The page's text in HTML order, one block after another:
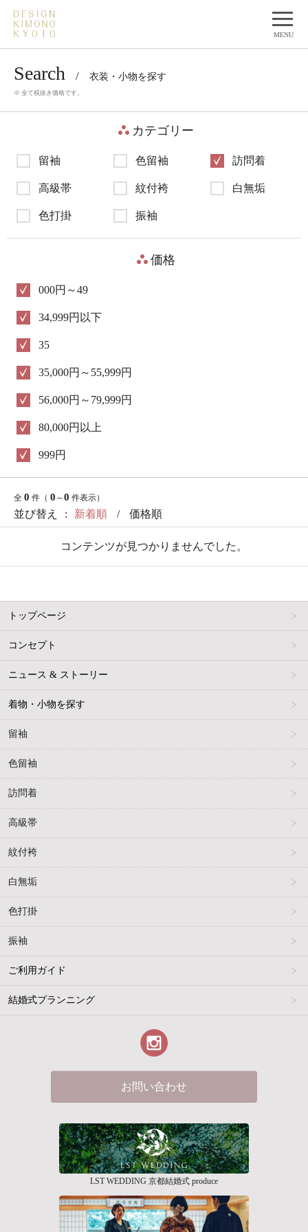
t
o
g
a
MENU
Search 衣装・小物を探す
※ 全て税抜き価格です。
カテゴリー
留袖 色留袖 訪問着
高級帯 紋付袴 白無垢
色打掛 振袖
価格
000円～49
34,999円以下
35
35,000円～55,999円
56,000円～79,999円
80,000円以上
999円
全 0 件（ 0 ～0 件表示）
並び替え : 新着順 / 価格順
コンテンツが見つかりませんでした。
トップページ
コンセプト
ニュース & ストーリー
着物・小物を探す
留袖
色留袖
訪問着
高級帯
紋付袴
白無垢
色打掛
振袖
ご利用ガイド
結婚式プランニング
お問い合わせ
LST WEDDING 京都結婚式 produce